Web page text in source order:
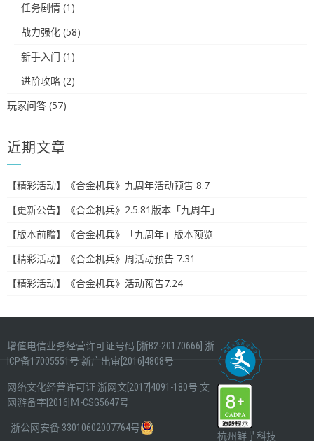
任务剧情 (1)
战力强化 (58)
新手入门 (1)
进阶攻略 (2)
玩家问答 (57)
近期文章
【精彩活动】《合金机兵》九周年活动预告 8.7
【更新公告】《合金机兵》2.5.81版本「九周年」
【版本前瞻】《合金机兵》「九周年」版本预览
【精彩活动】《合金机兵》周活动预告 7.31
【精彩活动】《合金机兵》活动预告7.24
增值电信业务经营许可证号码 [浙B2-20170666] 浙
ICP备17005551号 新广出审[2016]4808号
网络文化经营许可证 浙网文[2017]4091-180号 文
网游备字[2016]Ｍ-CSG5647号
浙公网安备 33010602007764号
杭州鲜芋科技